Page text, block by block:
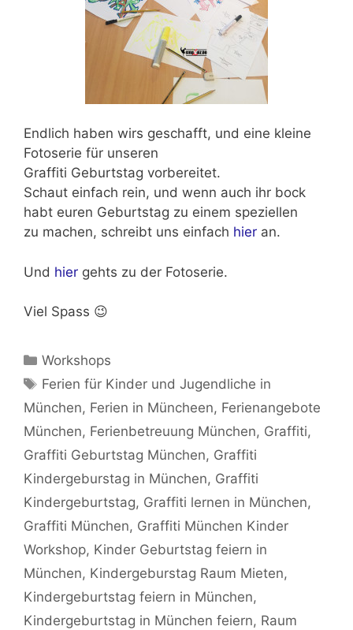
Endlich haben wirs geschafft, und eine kleine
Fotoserie für unseren
Graffiti Geburtstag vorbereitet.
Schaut einfach rein, und wenn auch ihr bock
habt euren Geburtstag zu einem speziellen
zu machen, schreibt uns einfach hier an.
Und hier gehts zu der Fotoserie.
Viel Spass 😉
Kategorien
Workshops
Schlagwörter
Ferien für Kinder und Jugendliche in
München, Ferien in Müncheen, Ferienangebote
München, Ferienbetreuung München, Graffiti,
Graffiti Geburtstag München, Graffiti
Kindergeburstag in München, Graffiti
Kindergeburtstag, Graffiti lernen in München,
Graffiti München, Graffiti München Kinder
Workshop, Kinder Geburtstag feiern in
München, Kindergeburstag Raum Mieten,
Kindergeburtstag feiern in München,
Kindergeburtstag in München feiern, Raum